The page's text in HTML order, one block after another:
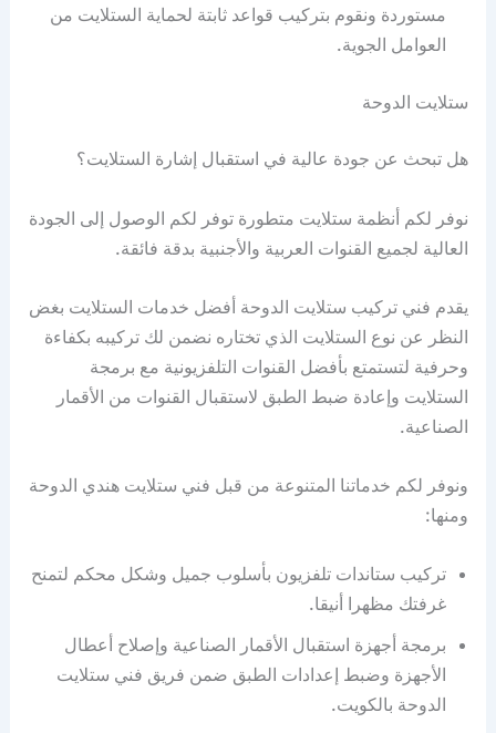
مستوردة ونقوم بتركيب قواعد ثابتة لحماية الستلايت من
العوامل الجوية.
ستلايت الدوحة
هل تبحث عن جودة عالية في استقبال إشارة الستلايت؟
نوفر لكم أنظمة ستلايت متطورة توفر لكم الوصول إلى الجودة
العالية لجميع القنوات العربية والأجنبية بدقة فائقة.
يقدم فني تركيب ستلايت الدوحة أفضل خدمات الستلايت بغض
النظر عن نوع الستلايت الذي تختاره نضمن لك تركيبه بكفاءة
وحرفية لتستمتع بأفضل القنوات التلفزيونية مع برمجة
الستلايت وإعادة ضبط الطبق لاستقبال القنوات من الأقمار
الصناعية.
ونوفر لكم خدماتنا المتنوعة من قبل فني ستلايت هندي الدوحة
ومنها:
تركيب ستاندات تلفزيون بأسلوب جميل وشكل محكم لتمنح
غرفتك مظهرا أنيقا.
برمجة أجهزة استقبال الأقمار الصناعية وإصلاح أعطال
الأجهزة وضبط إعدادات الطبق ضمن فريق فني ستلايت
الدوحة بالكويت.